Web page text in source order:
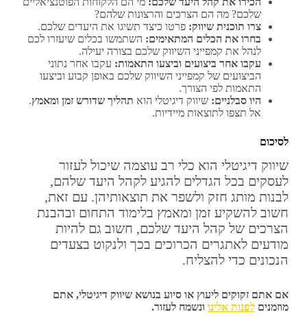
שלכם? מה הם הצרכים והרצונות שלהם?
צרו תוכנית שיווק: פרטו כיצד תשיגו את היעדים שלכם.
בחרו את הכלים המתאימים: השתמשו בכלים שיעזרו לכם
לנהל את קמפייני השיווק שלכם בצורה יעילה.
עקבו אחר ביצועים וביצעו התאמות: עקבו אחר נתוני
הביצועים של קמפייני השיווק שלכם באופן קבוע וביצעו
התאמות לפי הצורך.
היו סבלניים: שיווק דיגיטלי הוא תהליך שדורש זמן ומאמץ.
אל תצפו לתוצאות מיידיות.
לסיכום
שיווק דיגיטלי הוא כלי רב עוצמה שיכול לעזור
לעסקים בכל הגדלים להגיע לקהל היעד שלהם,
לבנות מותג חזק ולשפר את תוצאותיהן. עם זאת,
חשוב להשקיע זמן ומאמץ בלימוד התחום ובהבנת
הצרכים של קהל היעד שלכם, חשוב גם להיות
מודעים לאתגרים הכרוכים בכך ולנקוט בצעדים
הנכונים כדי להצליח.
אם אתם זקוקים ליעוץ או סיוע בנושא שיווק דיגיטלי, אתם
מוזמנים לפנות אלינוונשמח לעזור.